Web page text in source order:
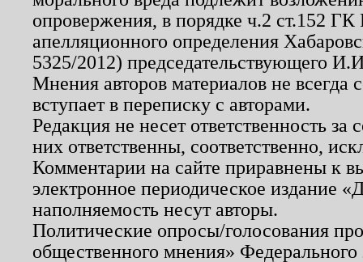
опровержения, в порядке ч.2 ст.152
апелляционного определения
5325/2012) председательствующего
Мнения авторов материалов не
вступает в переписку с авторами.
Редакция не несет ответственность
них ответственны, соответственно,
Комментарии на сайте приравнены к
электронное периодическое издание
наполняемость несут авторы.
Политические опросы/голосования
общественного мнения»